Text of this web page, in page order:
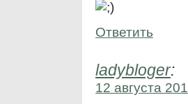
Ответить
ladybloger:
12 августа